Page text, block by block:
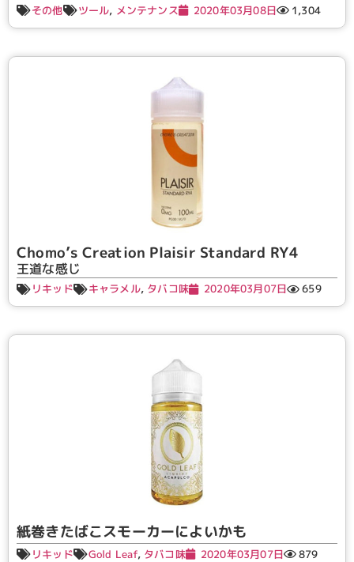
その他 ツール, メンテナンス 2020年03月08日 1,304
Chomo’s Creation Plaisir Standard RY4
王道な感じ
リキッド キャラメル, タバコ味 2020年03月07日 659
紙巻きたばこスモーカーによいかも
リキッド Gold Leaf, タバコ味 2020年03月07日 879